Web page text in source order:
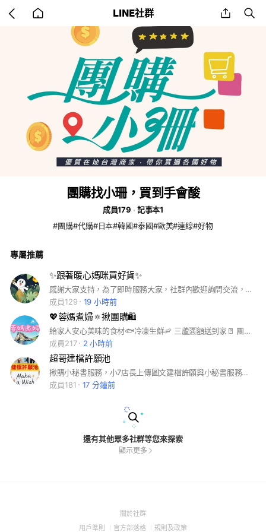
back LINE社群 share
團購找小珊，買到手會酸
成員179
記事本1
#團購#代購#日本#韓國#泰國#歐美#連線#好物
專屬推薦
✨跟著暖心媽咪買好貨✨
感謝大家支持，為了即時服務大家，社群內歡迎詢問交流，尚瑩來服務，另外，大家的育兒日常也可以分享起來，媽媽們不孤單
成員129
19 小時前
💖蓉媽煮婦🔅揪團購🛍️
給家人安心美味的食材🐟冷凍生鮮🦐 三蘆🈵額送到家🚪 團購/代購 👉 茶葉🍃 保健食品、生活用品🥚陸續新增 🚚 雙北🉑約定點面交❤️外縣市🉑冷凍宅配
成員217
2 小時前
超哥建檔許願池
揪購小秘書服務，小7店長上傳圖文建檔許願與小秘書服務操作詢問討論社群。#團購#群組團購
成員181
17 分鐘前
還有其他眾多社群等您來探索
顯示更多
關於社群(Open
用戶準則 (Open
官方部落格 (Open
規則及政策(Open